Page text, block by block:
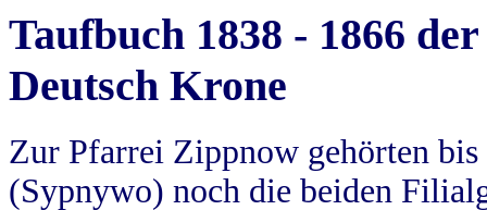
Taufbuch 1838 - 1866
Deutsch Krone
Zur Pfarrei Zippnow gehörten
(Sypnywo) noch die beiden